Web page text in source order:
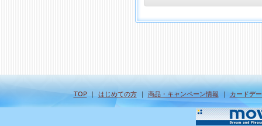
TOP｜ はじめての方｜ 商品・キャンペーン情報 ｜ カードデ